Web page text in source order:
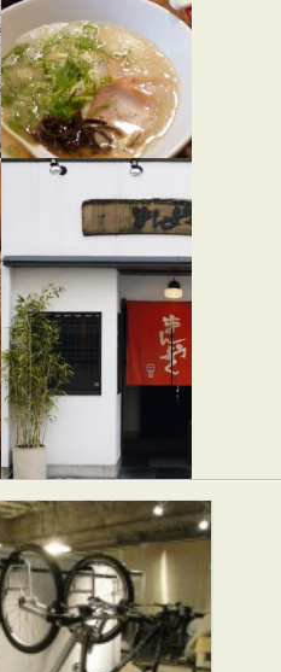
カフェ・喫茶店
パン屋
博多 一風
堂 代々木
上原店 ★☆☆
らーめん屋
まんぷく
代々木上原
店 ★☆☆
焼き肉